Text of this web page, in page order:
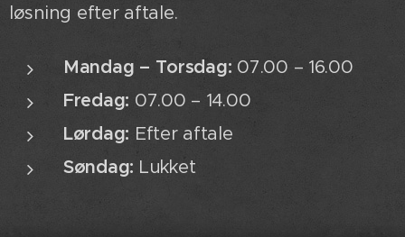
løsning efter aftale.
Mandag – Torsdag: 07.00 – 16.00
Fredag: 07.00 – 14.00
Lørdag: Efter aftale
Søndag: Lukket